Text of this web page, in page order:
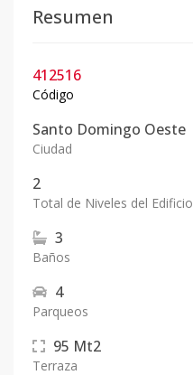
Resumen
412516
Código
Santo Domingo Oeste
Ciudad
2
Total de Niveles del Edificio
3
Baños
4
Parqueos
95 Mt2
Terraza